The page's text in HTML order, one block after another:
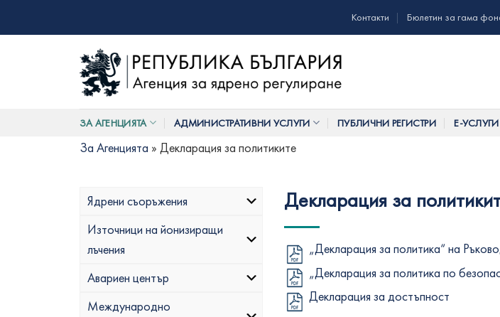
Контакти Бюлетин за гама
ЗА АГЕНЦИЯТА АДМИНИСТРАТИВНИ УСЛУГИ ПУБЛИЧНИ РЕГИСТРИ Е-УСЛУГИ
За Агенцията » Декларация за политиките
Ядрени съоръжения
Източници на йонизиращи
лъчения
Авариен център
Международно
Декларация за
„Декларация за политика“ на
„Декларация за политика по
Декларация за достъпност